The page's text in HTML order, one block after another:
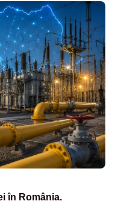
în România.